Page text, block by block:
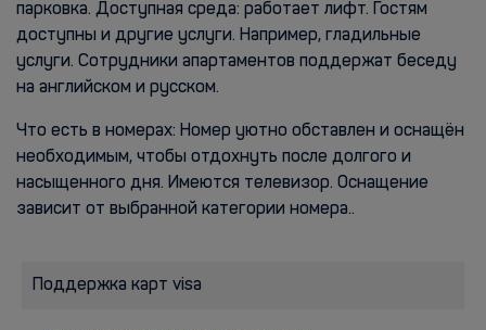
парковка. Доступная среда: работает лифт. Гостям
доступны и другие услуги. Например, гладильные
услуги. Сотрудники апартаментов поддержат беседу
на английском и русском.
Что есть в номерах: Номер уютно обставлен и оснащён
необходимым, чтобы отдохнуть после долгого и
насыщенного дня. Имеются телевизор. Оснащение
зависит от выбранной категории номера..
Поддержка карт visa